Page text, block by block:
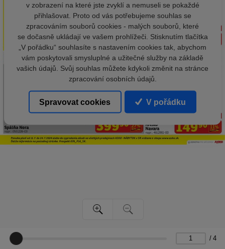
/ 4
v zobrazení na které jste zvyklí a nemuseli se pokaždé
přihlašovat. Proto od vás potřebujeme souhlas se
zpracováním souborů cookies - malých souborů, které
se dočasně ukládají ve vašem prohlížeči. Stisknutím tlačítka
„V pořádku“ souhlasíte s nastavením cookies tak, abychom
vám poskytovali smysluplné a užitečné služby na základě
vašich údajů. Svůj souhlas můžete kdykoli změnit na stránce
zpracování osobních údajů.
Spravovat cookies V pořádku